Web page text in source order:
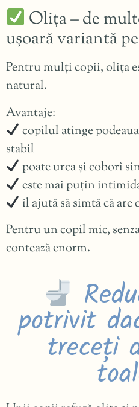
Olița – de
ușoară variantă
Pentru mulți copii, olița
natural.
Avantaje:
copilul atinge
stabil
poate urca și coborî
este mai puțin
îl ajută să simtă că
Pentru un copil mic,
contează enorm.
potrivit
treceți